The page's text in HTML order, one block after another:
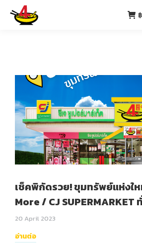
฿
เช็คพิกัดรวย! ขุมทรัพย์แห่งให
More / CJ SUPERMARKET
20 April 2023
อ่านต่อ